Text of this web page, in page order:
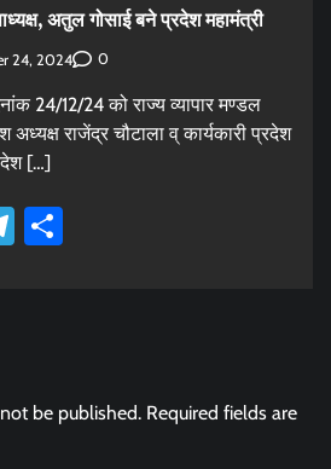
अतुल गोसाई बने प्रदेश महामंत्री
24, 2024 0
24/12/24 को राज्य व्यापार मण्डल
राजेंद्र चौटाला व् कार्यकारी प्रदेश
[…]
Telegram
be published. Required fields are